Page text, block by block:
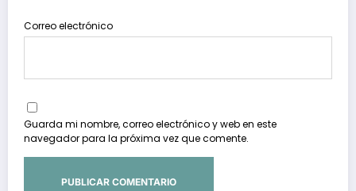
Correo electrónico
Guarda mi nombre, correo electrónico y web en este
navegador para la próxima vez que comente.